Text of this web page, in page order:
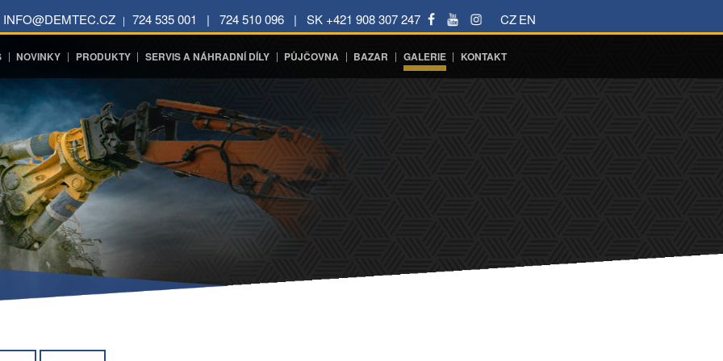
INFO@DEMTEC.CZ |724 535 001 | 724 510 096 | SK +421 908 307 247 CZEN
| NOVINKY | PRODUKTY | SERVIS A NÁHRADNÍ DÍLY | PŮJČOVNA | BAZAR | GALERIE | KONTAKT